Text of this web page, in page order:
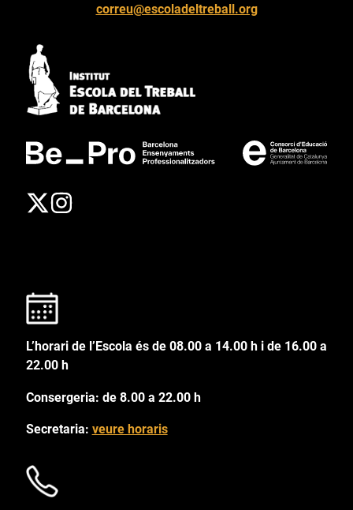
correu@escoladeltreball.org
L’horari de l’Escola és de 08.00 a 14.00 h i de 16.00 a
22.00 h
Consergeria: de 8.00 a 22.00 h
Secretaria: veure horaris